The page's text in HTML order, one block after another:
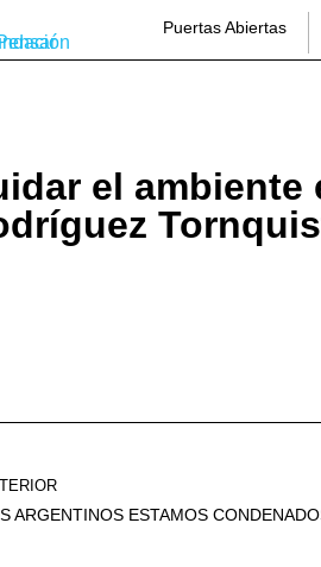
Puertas Abiertas
el ambiente
ARGENTINOS ESTAMOS